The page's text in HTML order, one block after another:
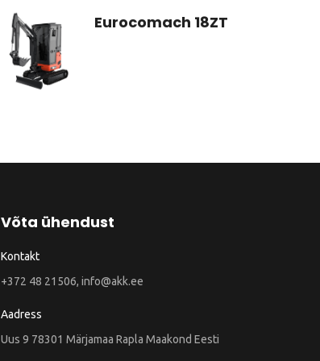
Eurocomach 18ZT
Võta ühendust
Kontakt
+372 48 21506, info@akk.ee
Aadress
Uus 9 78301 Märjamaa Rapla Maakond Eesti